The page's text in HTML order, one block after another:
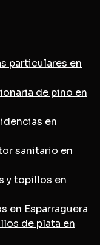
particulares en
de pino en
en
sanitario en
y topillos en
en Esparraguera
de plata en